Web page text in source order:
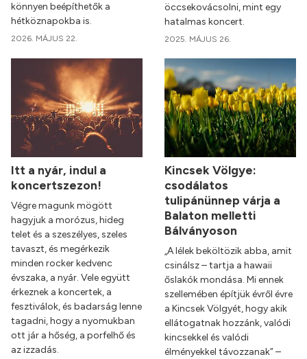
könnyen beépíthetők a
hétköznapokba is.
2026. MÁJUS 22.
öccsekovácsolni, mint egy
hatalmas koncert.
2025. MÁJUS 26.
Itt a nyár, indul a
koncertszezon!
Végre magunk mögött
hagyjuk a morózus, hideg
telet és a szeszélyes, szeles
tavaszt, és megérkezik
minden rocker kedvenc
évszaka, a nyár. Vele együtt
érkeznek a koncertek, a
fesztiválok, és badarság lenne
tagadni, hogy a nyomukban
ott jár a hőség, a porfelhő és
az izzadás.
Kincsek Völgye:
csodálatos
tulipánünnep várja a
Balaton melletti
Bálványoson
„A lélek beköltözik abba, amit
csinálsz – tartja a hawaii
őslakók mondása. Mi ennek
szellemében építjük évről évre
a Kincsek Völgyét, hogy akik
ellátogatnak hozzánk, valódi
kincsekkel és valódi
élményekkel távozzanak” –